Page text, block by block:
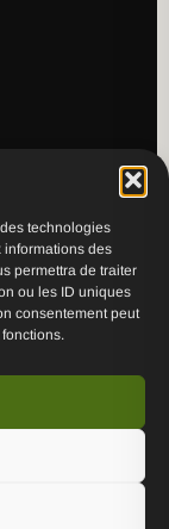
technologies
informations des
permettra de traiter
ou les ID uniques
consentement peut